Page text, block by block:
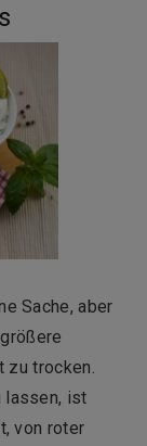
Sache, aber
zu trocken.
lassen, ist
von roter